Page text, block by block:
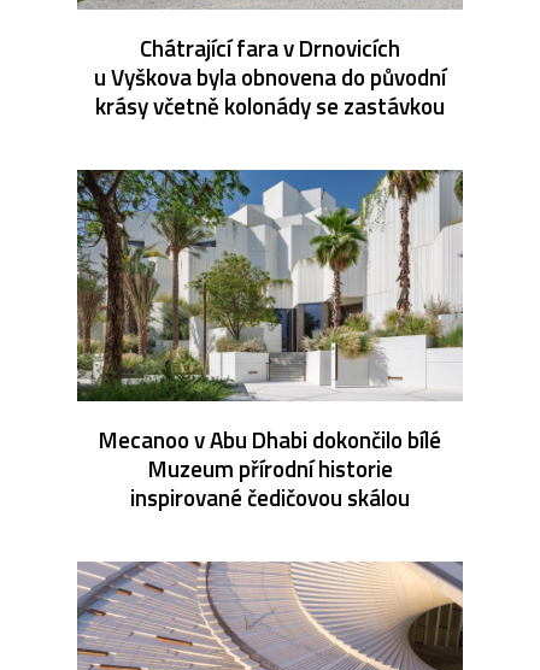
Chátrající fara v Drnovicích
u Vyškova byla obnovena do původní
krásy včetně kolonády se zastávkou
Mecanoo v Abu Dhabi dokončilo bílé
Muzeum přírodní historie
inspirované čedičovou skálou